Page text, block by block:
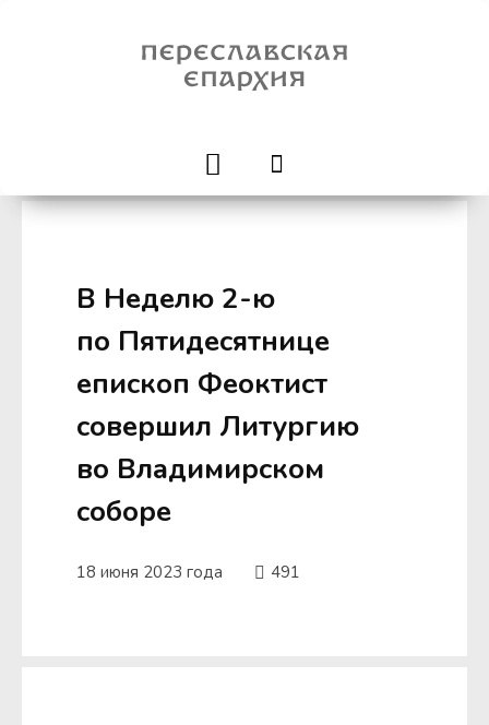
В Неделю 2-ю
по Пятидесятнице
епископ Феоктист
совершил Литургию
во Владимирском
соборе
18 июня 2023 года 491